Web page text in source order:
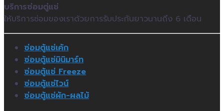
บริการซ่อมตู่แช่
ให้บริการซ่อมของเราด้วยการรับประกันยาวนานถึง 6 เดือน
ซ่อมตู้แช่เค้ก
ซ่อมตู้แช่มินิมาร์ท
ซ่อมตู้แช่ Freeze
ซ่อมตู้แช่ไวน์
ซ่อมตู้แช่ผัก-ผลไม้